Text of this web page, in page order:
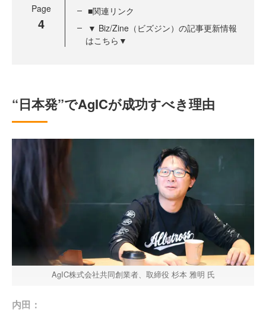
Page
4
■関連リンク
▼ Biz/Zine（ビズジン）の記事更新情報
はこちら▼
“日本発”でAgICが成功すべき理由
AgIC株式会社共同創業者、取締役 杉本 雅明 氏
内田：